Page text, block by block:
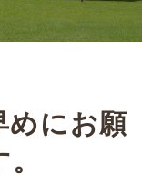
めにお願